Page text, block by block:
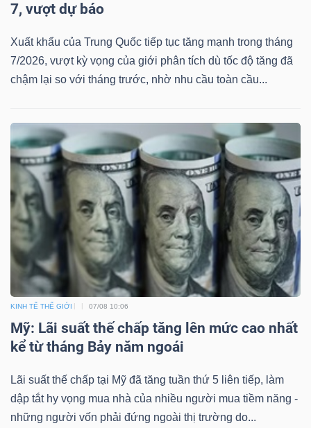
7, vượt dự báo
Xuất khẩu của Trung Quốc tiếp tục tăng mạnh trong tháng
7/2026, vượt kỳ vọng của giới phân tích dù tốc độ tăng đã
chậm lại so với tháng trước, nhờ nhu cầu toàn cầu...
KINH TẾ THẾ GIỚI 07/08 10:06
Mỹ: Lãi suất thế chấp tăng lên mức cao nhất
kể từ tháng Bảy năm ngoái
Lãi suất thế chấp tại Mỹ đã tăng tuần thứ 5 liên tiếp, làm
dập tắt hy vọng mua nhà của nhiều người mua tiềm năng -
những người vốn phải đứng ngoài thị trường do...